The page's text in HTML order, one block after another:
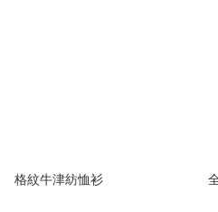
格紋牛津紡恤衫